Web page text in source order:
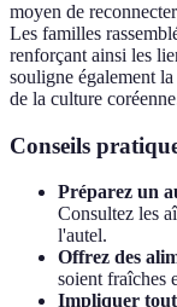
moyen de
Les familles
renforçant ainsi les
souligne également
de la culture
Conseils
Préparez un
Consultez les
l'autel.
Offrez des
soient fraîches
Impliquer